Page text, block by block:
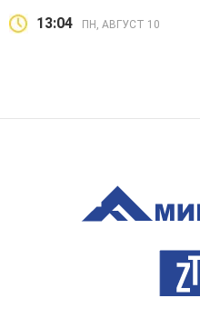
13:04 ПН, АВГУСТ 10